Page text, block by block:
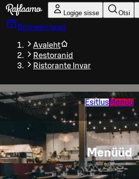
Liigu peamise sisu juurde
Logige sisse Otsi
Broneeri laud
Avaleht
Restoranid
Ristorante Invar
EsitlusMenüü
Menüüd